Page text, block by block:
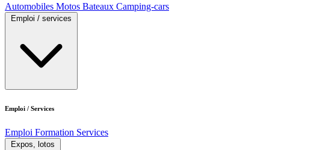
Automobiles Motos Bateaux Camping-cars
Emploi / services
Emploi / Services
Emploi Formation Services
Expos, lotos